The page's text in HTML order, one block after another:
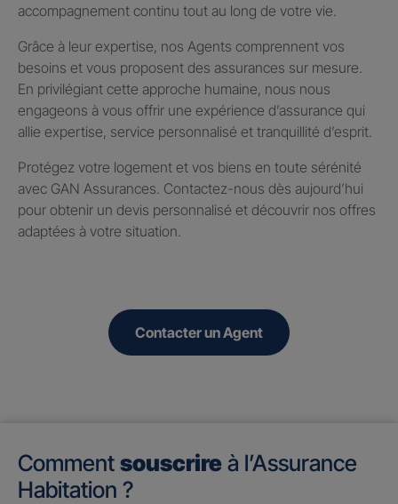
accompagnement continu tout au long de votre vie.
Grâce à leur expertise, nos Agents comprennent vos
besoins et vous proposent des assurances sur mesure.
En privilégiant cette approche humaine, nous nous
engageons à vous offrir une expérience d’assurance qui
allie expertise, service personnalisé et tranquillité d’esprit.
Protégez votre logement et vos biens en toute sérénité
avec GAN Assurances. Contactez-nous dès aujourd’hui
pour obtenir un devis personnalisé et découvrir nos offres
adaptées à votre situation.
Contacter un Agent
Comment souscrire à l’Assurance
Habitation ?